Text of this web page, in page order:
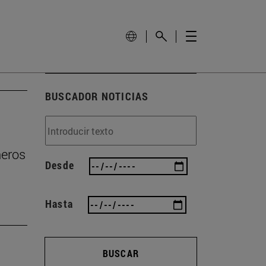
BUSCADOR NOTICIAS
Desde
Hasta
BUSCAR